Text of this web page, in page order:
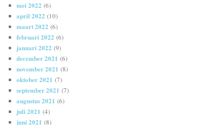
mei 2022 (6)
april 2022 (10)
maart 2022 (6)
februari 2022 (6)
januari 2022 (9)
december 2021 (6)
november 2021 (8)
oktober 2021 (7)
september 2021 (7)
augustus 2021 (6)
juli 2021 (4)
juni 2021 (8)